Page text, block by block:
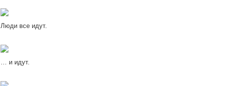
Люди все идут.
… и идут.